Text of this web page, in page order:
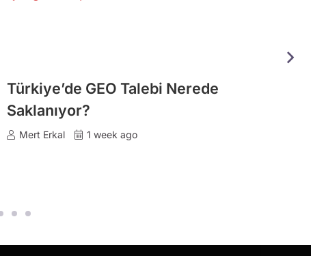
Türkiye’de GEO Talebi Nerede
Saklanıyor?
Mert Erkal 1 week ago